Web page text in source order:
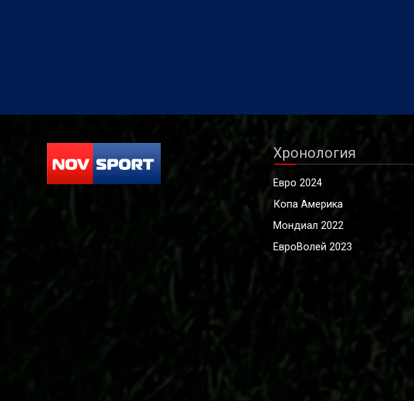
Хронология
Евро 2024
Копа Америка
Мондиал 2022
ЕвроВолей 2023